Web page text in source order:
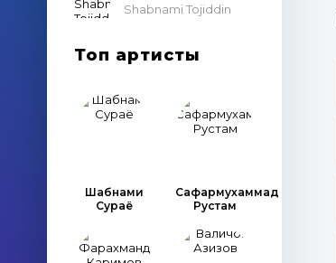
Shabnami Tojiddin
Топ артисты
Шабнами
Сураё
Сафармухаммад
Рустам